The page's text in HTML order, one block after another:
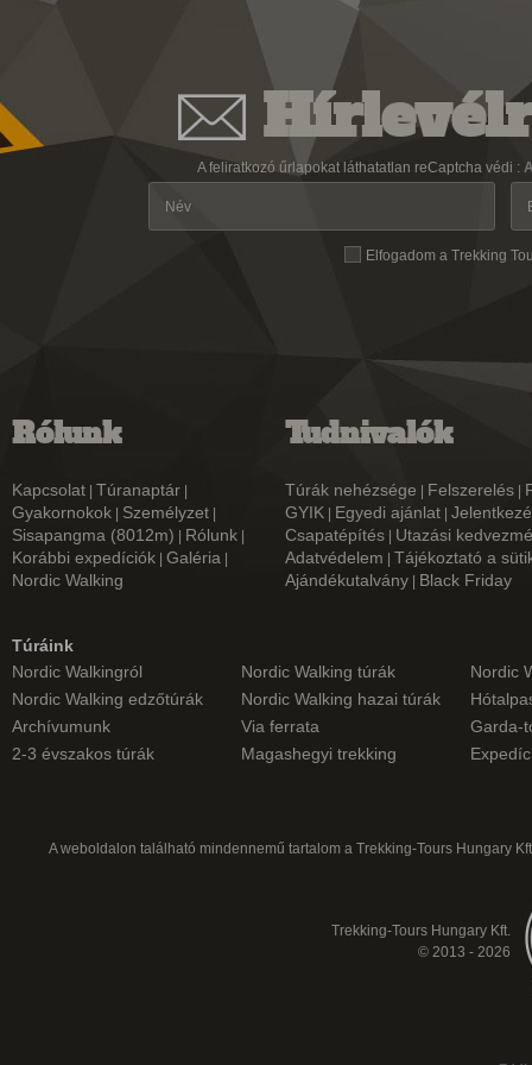
A feliratkozó űrlapokat láthatatlan reCaptcha védi :
Elfogadom a Trekking
Rólunk
Kapcsolat Túranaptár
Gyakornokok Személyzet
Sisapangma (8012m) Rólunk
Korábbi expedíciók Galéria
Nordic Walking
Tudnivalók
Túrák nehézsége Felszerelés
GYIK
Egyedi ajánlat
Csapatépítés
Utazási
Adatvédelem
Tájékoztató a
Ajándékutalvány
Black Friday
Túráink
Nordic Walkingról
Nordic Walking túrák
Nordic
Nordic Walking edzőtúrák
Nordic Walking hazai túrák
Archívumunk
Via ferrata
Garda-
2-3 évszakos túrák
Magashegyi trekking
A weboldalon található mindennemű tartalom a Trekking-Tours Hungary
Trekking-Tours Hungary Kft.
© 2013 - 2026